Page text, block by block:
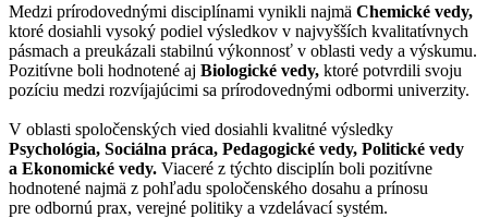
Medzi prírodovednými disciplínami vynikli najmä Chemické vedy,
ktoré dosiahli vysoký podiel výsledkov v najvyšších kvalitatívnych
pásmach a preukázali stabilnú výkonnosť v oblasti vedy a výskumu.
Pozitívne boli hodnotené aj Biologické vedy, ktoré potvrdili svoju
pozíciu medzi rozvíjajúcimi sa prírodovednými odbormi univerzity.
V oblasti spoločenských vied dosiahli kvalitné výsledky
Psychológia, Sociálna práca, Pedagogické vedy, Politické vedy
a Ekonomické vedy. Viaceré z týchto disciplín boli pozitívne
hodnotené najmä z pohľadu spoločenského dosahu a prínosu
pre odbornú prax, verejné politiky a vzdelávací systém.